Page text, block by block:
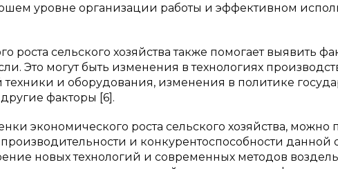
уровне организации работы и эффективном
роста сельского хозяйства также помогает выявить
Это могут быть изменения в технологиях
техники и оборудования, изменения в политике
факторы [6].
экономического роста сельского хозяйства, можно
и конкурентоспособности данной
новых технологий и современных методов